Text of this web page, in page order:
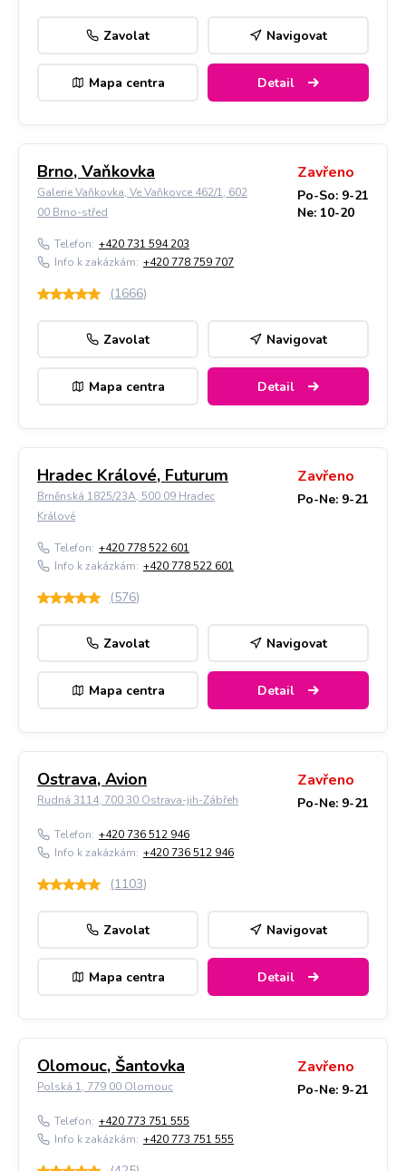
Zavolat Navigovat
Mapa centra Detail
Brno, Vaňkovka
Galerie Vaňkovka, Ve Vaňkovce 462/1, 602
00 Brno-střed
Zavřeno
Po-So: 9-21
Ne: 10-20
Telefon: +420 731 594 203
Info k zakázkám: +420 778 759 707
(1666)
Zavolat Navigovat
Mapa centra Detail
Hradec Králové, Futurum
Brněnská 1825/23A, 500 09 Hradec
Králové
Zavřeno
Po-Ne: 9-21
Telefon: +420 778 522 601
Info k zakázkám: +420 778 522 601
(576)
Zavolat Navigovat
Mapa centra Detail
Ostrava, Avion
Rudná 3114, 700 30 Ostrava-jih-Zábřeh
Zavřeno
Po-Ne: 9-21
Telefon: +420 736 512 946
Info k zakázkám: +420 736 512 946
(1103)
Zavolat Navigovat
Mapa centra Detail
Olomouc, Šantovka
Polská 1, 779 00 Olomouc
Zavřeno
Po-Ne: 9-21
Telefon: +420 773 751 555
Info k zakázkám: +420 773 751 555